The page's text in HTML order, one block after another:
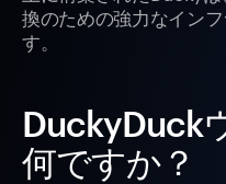
換のための強力なイン
す。
DuckyDuck
何ですか？